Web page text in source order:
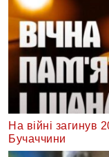
На війні загинув
Бучаччини